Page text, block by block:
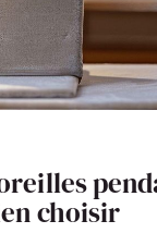
choisir